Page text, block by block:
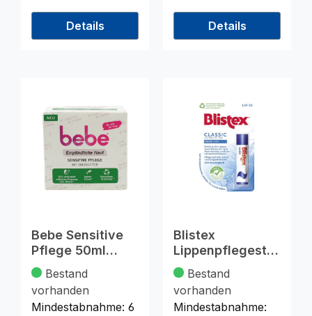
Details Details
Bebe Sensitive
Pflege 50ml
Empfindliche
HautBestand
vorhanden
Mindestabnahme: 6
Blistex
Lippenpflegestift
Classic 4,25g
Bestand
vorhanden
Mindestabnahme: